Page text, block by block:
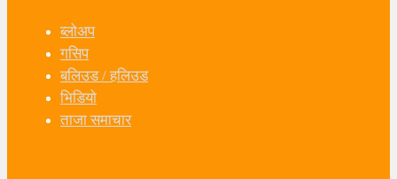
ब्लोअप
गसिप
बलिउड / हलिउड
भिडियो
ताजा समाचार